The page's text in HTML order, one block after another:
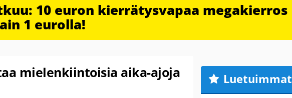
10 euron kierrätysvapaa megakierros
1 eurolla!
mielenkiintoisia aika-ajoja Luetuimmat